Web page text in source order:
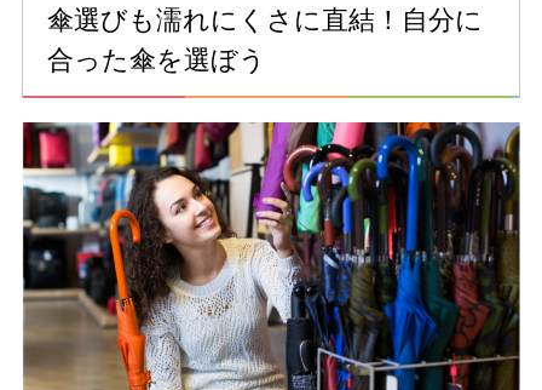
傘選びも濡れにくさに直結！自分に
合った傘を選ぼう